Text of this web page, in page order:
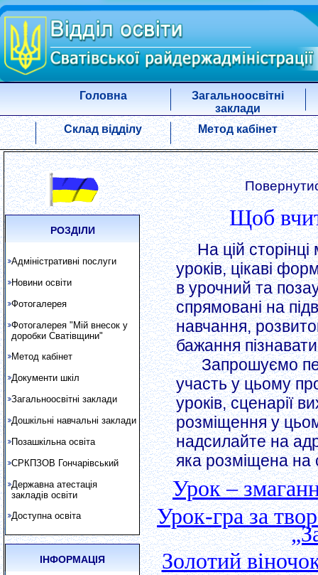
Головна
Загальноосвітні
заклади
Склад відділу
Метод кабінет
РОЗДІЛИ
Адміністративні послуги
Новини освіти
Фотогалерея
Фотогалерея "Мій внесок у
доробки Сватівщини"
Метод кабінет
Документи шкіл
Загальноосвітні заклади
Дошкільні навчальні заклади
Позашкільна освіта
СРКПЗОВ Гончарівський
Державна атестація
закладів освіти
Доступна освіта
ІНФОРМАЦІЯ
Щоб
На цій сторінці
уроків, цікаві
в урочний та
спрямовані на
навчання,
бажання
Запрошуємо
участь у цьому
уроків, сценарії
розміщення у
надсилайте на
яка розміщена на
Урок –
Урок-гра за
Золотий